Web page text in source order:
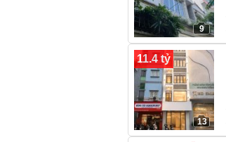
9
11.4 tỷ
13